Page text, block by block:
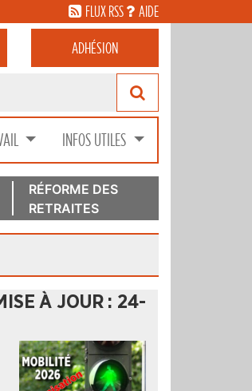
FLUX RSS AIDE
ADHÉSION
INFOS UTILES
RÉFORME DES
RETRAITES
À JOUR : 24-